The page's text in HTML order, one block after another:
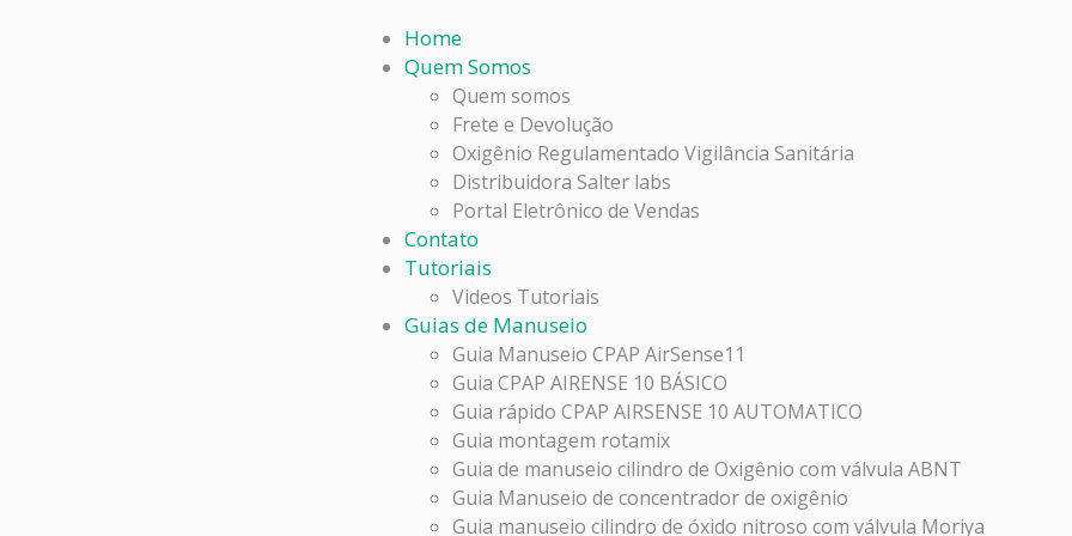
Home
Quem Somos
Quem somos
Frete e Devolução
Oxigênio Regulamentado Vigilância Sanitária
Distribuidora Salter labs
Portal Eletrônico de Vendas
Contato
Tutoriais
Videos Tutoriais
Guias de Manuseio
Guia Manuseio CPAP AirSense11
Guia CPAP AIRENSE 10 BÁSICO
Guia rápido CPAP AIRSENSE 10 AUTOMATICO
Guia montagem rotamix
Guia de manuseio cilindro de Oxigênio com válvula ABNT
Guia Manuseio de concentrador de oxigênio
Guia manuseio cilindro de óxido nitroso com válvula Moriya